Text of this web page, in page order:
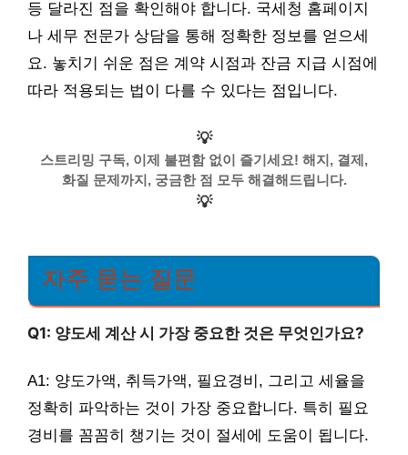
등 달라진 점을 확인해야 합니다. 국세청 홈페이지
나 세무 전문가 상담을 통해 정확한 정보를 얻으세
요. 놓치기 쉬운 점은 계약 시점과 잔금 지급 시점에
따라 적용되는 법이 다를 수 있다는 점입니다.
💡
스트리밍 구독, 이제 불편함 없이 즐기세요! 해지, 결제,
화질 문제까지, 궁금한 점 모두 해결해드립니다.
💡
자주 묻는 질문
Q1: 양도세 계산 시 가장 중요한 것은 무엇인가요?
A1: 양도가액, 취득가액, 필요경비, 그리고 세율을
정확히 파악하는 것이 가장 중요합니다. 특히 필요
경비를 꼼꼼히 챙기는 것이 절세에 도움이 됩니다.